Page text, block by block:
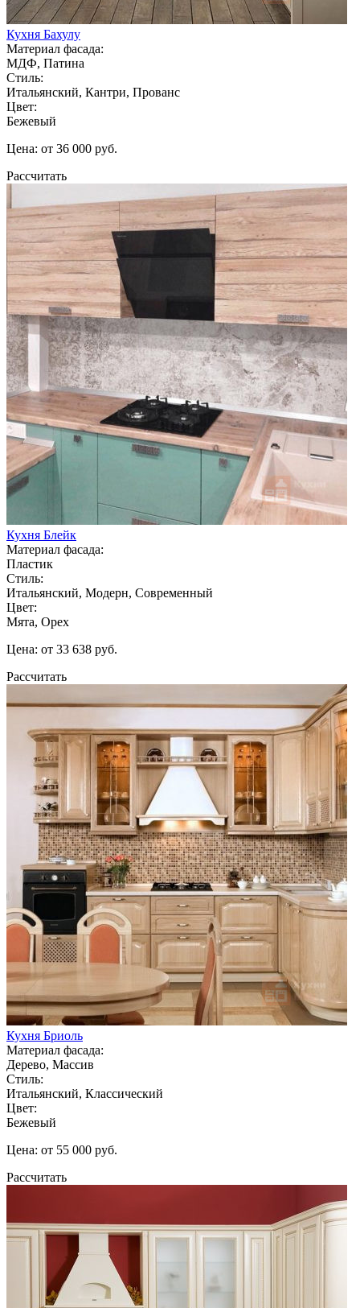
Кухня Бахулу
Материал фасада:
МДФ, Патина
Стиль:
Итальянский, Кантри, Прованс
Цвет:
Бежевый
Цена: от 36 000 руб.
Рассчитать
Кухня Блейк
Материал фасада:
Пластик
Стиль:
Итальянский, Модерн, Современный
Цвет:
Мята, Орех
Цена: от 33 638 руб.
Рассчитать
Кухня Бриоль
Материал фасада:
Дерево, Массив
Стиль:
Итальянский, Классический
Цвет:
Бежевый
Цена: от 55 000 руб.
Рассчитать